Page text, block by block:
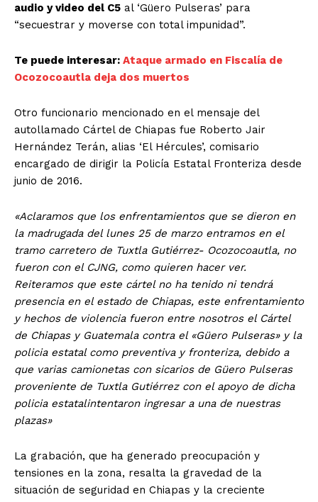
El Suplemento
audio y video del C5 al ‘Güero Pulseras’ para
“secuestrar y moverse con total impunidad”.
Te puede interesar: Ataque armado en Fiscalía de
Ocozocoautla deja dos muertos
Otro funcionario mencionado en el mensaje del
autollamado Cártel de Chiapas fue Roberto Jair
Hernández Terán, alias ‘El Hércules’, comisario
encargado de dirigir la Policía Estatal Fronteriza desde
junio de 2016.
«Aclaramos que los enfrentamientos que se dieron en
la madrugada del lunes 25 de marzo entramos en el
tramo carretero de Tuxtla Gutiérrez- Ocozocoautla, no
fueron con el CJNG, como quieren hacer ver.
Reiteramos que este cártel no ha tenido ni tendrá
presencia en el estado de Chiapas, este enfrentamiento
y hechos de violencia fueron entre nosotros el Cártel
de Chiapas y Guatemala contra el «Güero Pulseras» y la
policia estatal como preventiva y fronteriza, debido a
que varias camionetas con sicarios de Güero Pulseras
proveniente de Tuxtla Gutiérrez con el apoyo de dicha
policia estatalintentaron ingresar a una de nuestras
plazas»
La grabación, que ha generado preocupación y
tensiones en la zona, resalta la gravedad de la
situación de seguridad en Chiapas y la creciente